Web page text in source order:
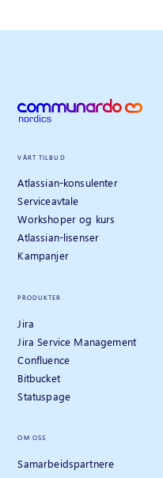
VÅRT TILBUD
Atlassian-konsulenter
Serviceavtale
Workshoper og kurs
Atlassian-lisenser
Kampanjer
PRODUKTER
Jira
Jira Service Management
Confluence
Bitbucket
Statuspage
OM OSS
Samarbeidspartnere